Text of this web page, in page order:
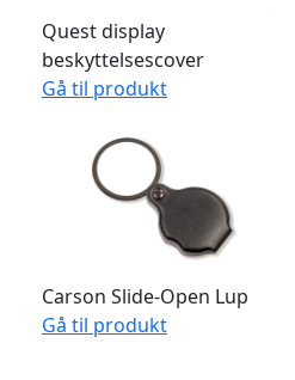
Quest display
beskyttelsescover
Gå til produkt
Carson Slide-Open Lup
Gå til produkt